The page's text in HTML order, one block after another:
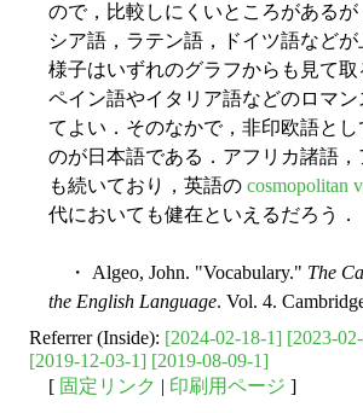
ので，比較しにくいところがあるが
シア語，ラテン語，ドイツ語など
様子はいずれのグラフからも見て
ペイン語やイタリア語などのロマ
てよい．そのなかで，非印欧語と
のが日本語である．アフリカ諸語
も続いており，英語の cosmopolitan
代においても健在といえるだろう．
・ Algeo, John. "Vocabulary." The
the English Language. Vol. 4.
Referrer (Inside): [2024-02-18-1] [2023-
[2019-12-03-1] [2019-08-09-1]
[ 固定リンク | 印刷用ページ ]